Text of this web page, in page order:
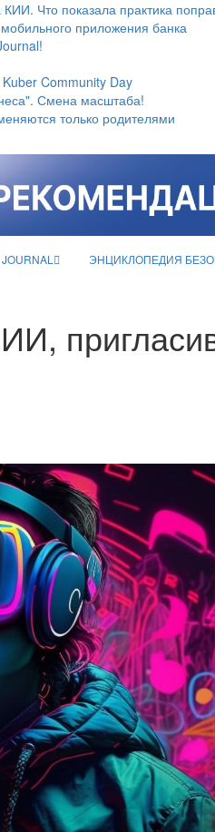
Что показала практика
приложения банка
Community Day
Смена масштаба!
только родителями
ЭНЦИКЛОПЕДИЯ